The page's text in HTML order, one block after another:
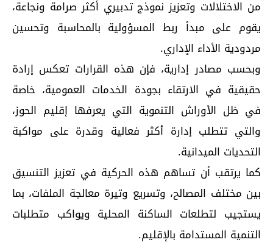
من الاختلالات وتعزيز نموذج تدبيري أكثر صرامة ونجاعة،
يقوم على مبدأ ربط المسؤولية بالمحاسبة وتحسين
مردودية الأداء الإداري.
وبحسب مصادر إدارية، فإن هذه القرارات تعكس إرادة
حقيقية في الارتقاء بجودة الخدمات العمومية، خاصة
في ظل الأوراش التنموية التي يعرفها إقليم الحوز،
والتي تتطلب إدارة أكثر فعالية وقدرة على مواكبة
التحديات الميدانية.
كما يرتقب أن تساهم هذه الحركية في تعزيز التنسيق
بين مختلف المصالح، وتسريع وتيرة معالجة الملفات، بما
يستجيب لتطلعات الساكنة المحلية ويواكب متطلبات
التنمية المستدامة بالإقليم.